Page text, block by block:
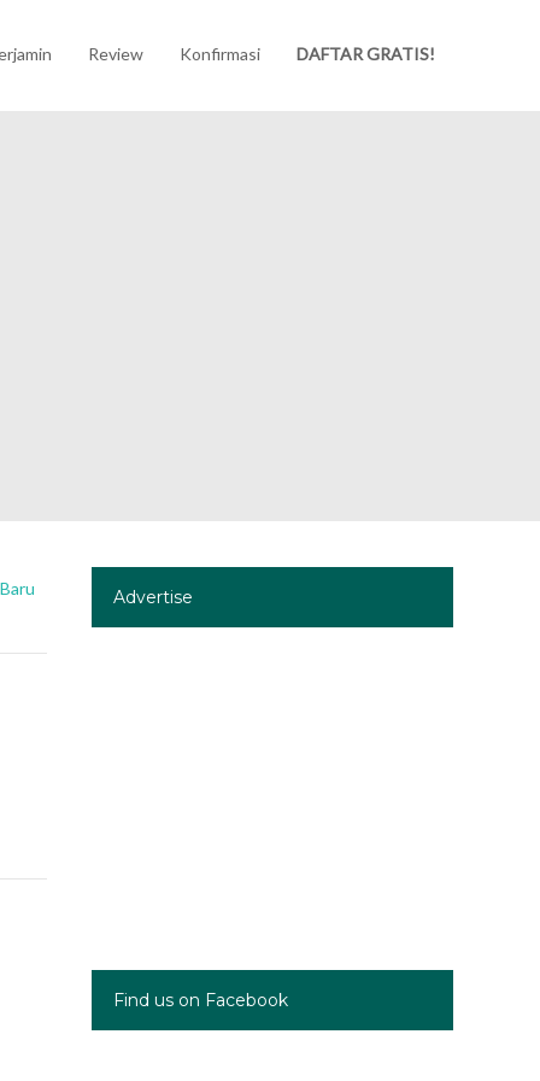
Review Konfirmasi DAFTAR GRATIS!
Advertise
Find us on Facebook